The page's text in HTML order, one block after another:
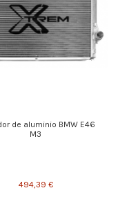
de aluminio BMW E46
M3
494,39 €